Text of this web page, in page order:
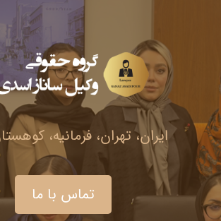
ایران، تهران، فرمانیه،
تماس با ما